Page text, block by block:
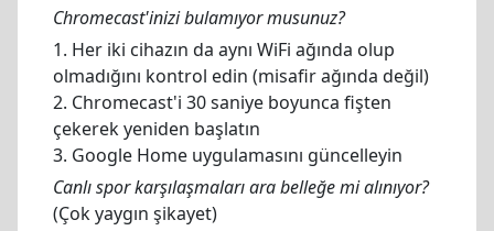
Chromecast'inizi bulamıyor musunuz?
1. Her iki cihazın da aynı WiFi ağında olup
olmadığını kontrol edin (misafir ağında değil)
2. Chromecast'i 30 saniye boyunca fişten
çekerek yeniden başlatın
3. Google Home uygulamasını güncelleyin
Canlı spor karşılaşmaları ara belleğe mi alınıyor?
(Çok yaygın şikayet)